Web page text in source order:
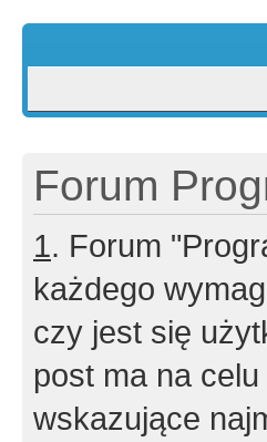
Forum
1. Forum
każdego
czy jest się
post ma na
wskazujące